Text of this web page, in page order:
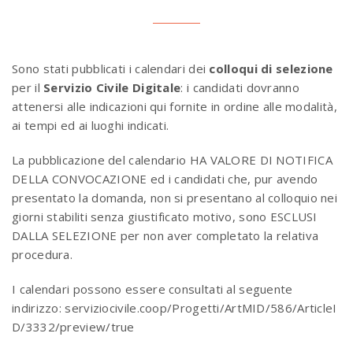
Sono stati pubblicati i calendari dei colloqui di selezione
per il Servizio Civile Digitale: i candidati dovranno
attenersi alle indicazioni qui fornite in ordine alle modalità,
ai tempi ed ai luoghi indicati.
La pubblicazione del calendario HA VALORE DI NOTIFICA
DELLA CONVOCAZIONE ed i candidati che, pur avendo
presentato la domanda, non si presentano al colloquio nei
giorni stabiliti senza giustificato motivo, sono ESCLUSI
DALLA SELEZIONE per non aver completato la relativa
procedura.
I calendari possono essere consultati al seguente
indirizzo: serviziocivile.coop/Progetti/ArtMID/586/ArticleI
D/3332/preview/true